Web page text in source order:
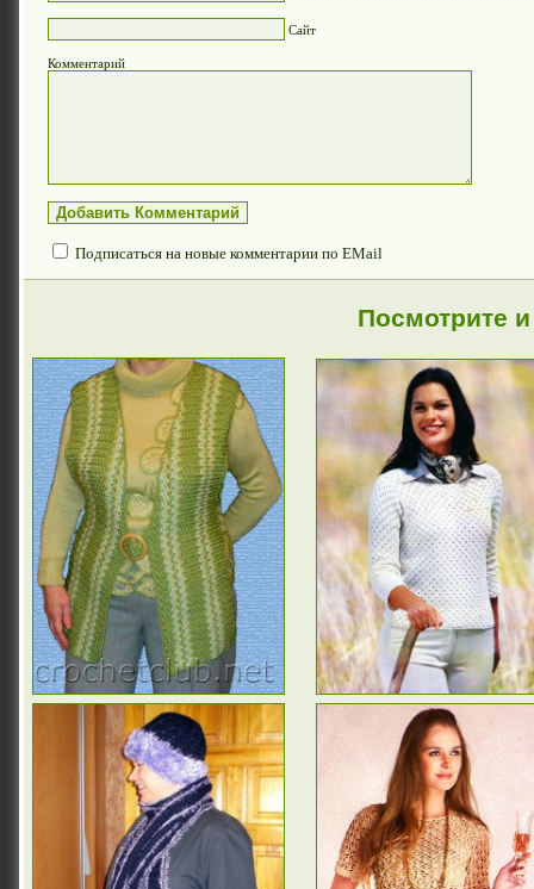
Сайт
Комментарий
Подписаться на новые комментарии по EMail
Посмотрите